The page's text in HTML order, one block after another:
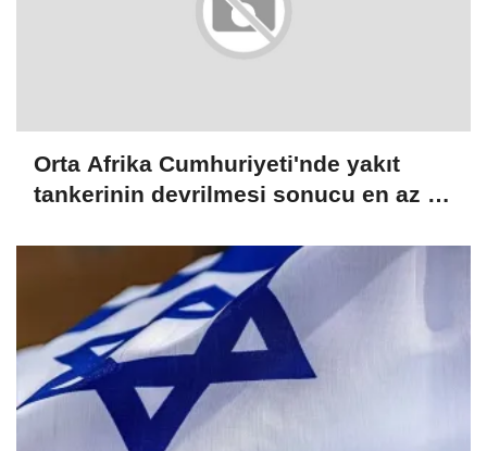
Orta Afrika Cumhuriyeti'nde yakıt
tankerinin devrilmesi sonucu en az 20